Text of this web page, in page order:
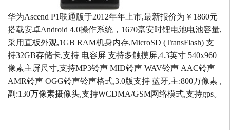
华为Ascend P1联通版于2012年年上市,最新报价为￥1860元
搭载安卓Android 4.0操作系统，1670毫安时锂电池电池容量,
采用直板外观,1GB RAM机身内存,MicroSD (TransFlash) 支
持32GB存储卡,支持 电容屏 支持多触摸屏,4.3英寸 540x960
像素主屏尺寸,支持MP3铃声 MID铃声 WAV铃声 AAC铃声
AMR铃声 OGG铃声铃声格式,3.0版支持 蓝牙,主:800万像素 ,
副:130万像素摄像头,支持WCDMA/GSM网络模式,支持gps。